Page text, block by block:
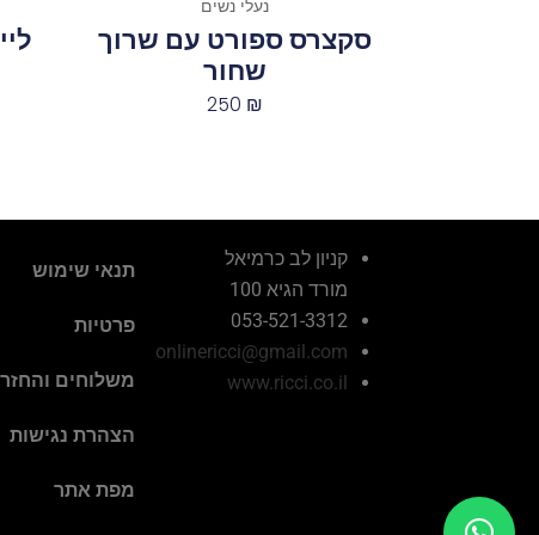
נעלי נשים
סקצרס ספורט עם שרוך
שחור
250 ₪
קניון לב כרמיאל
מורד הגיא 100
053-521-3312
onlinericci@gmail.com
www.ricci.co.il
תנאי שימוש
פרטיות
משלוחים
הצהרת נגישות
מפת אתר